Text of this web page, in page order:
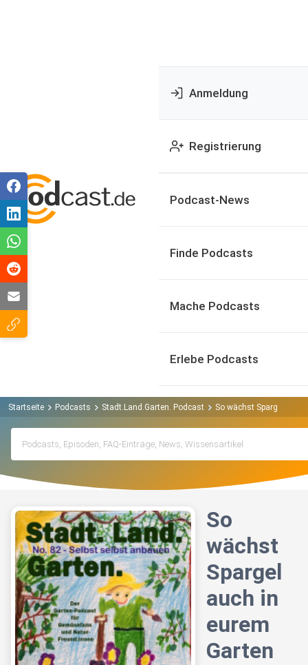
Anmeldung
Registrierung
Podcast-News
Finde Podcasts
Mache Podcasts
Erlebe Podcasts
Startseite Podcasts Stadt.Land.Garten. Podcast So wächst Spargel auch
So
wächst
Spargel
auch in
eurem
Garten